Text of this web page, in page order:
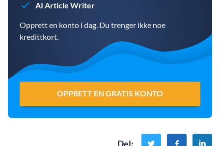
AI Article Writer
Opprett en konto i dag. Du trenger ikke noe
kredittkort.
OPPRETT EN GRATIS KONTO
Del: